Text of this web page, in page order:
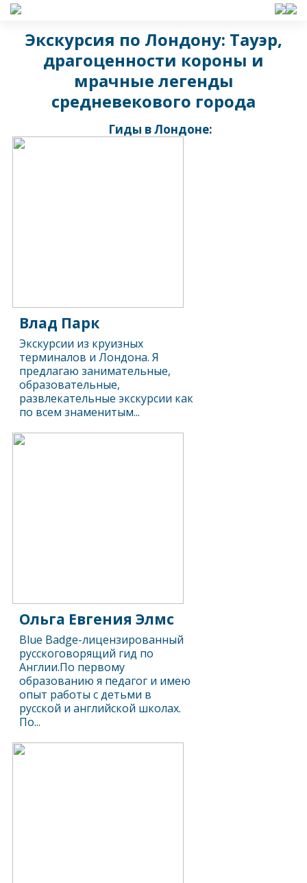
Экскурсия по Лондону: Тауэр,
драгоценности короны и
мрачные легенды
средневекового города
Гиды в Лондоне:
Влад Парк
Экскурсии из круизных
терминалов и Лондона. Я
предлагаю занимательные,
образовательные,
развлекательные экскурсии как
по всем знаменитым...
Ольга Евгения Элмс
Blue Badge-лицензированный
русскоговорящий гид по
Англии.По первому
образованию я педагог и имею
опыт работы с детьми в
русской и английской школах.
По...